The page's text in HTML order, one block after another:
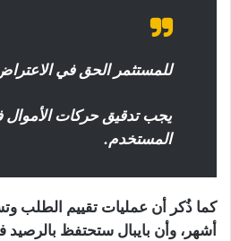
للمستثمر الحق في
يجب تدقيق حركات
المستخدم.
كما ذُكر أن عمليات تقييم الطلب
أشهر، وأن بايبال ستحتفظ